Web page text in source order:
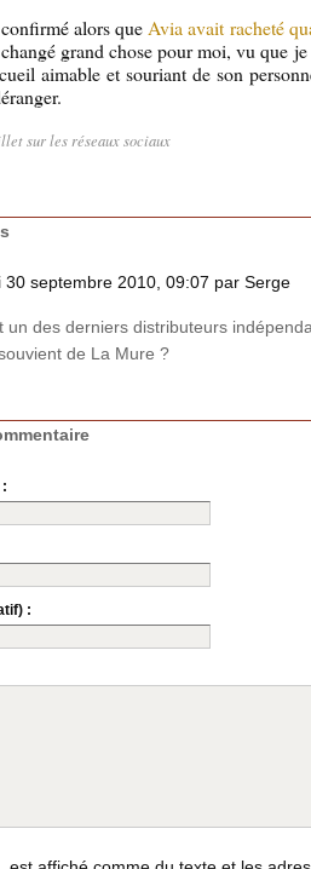
alors queAvia avait racheté
grand chose pour moi, vu que
aimable et souriant de son
sur les réseaux sociaux
30 septembre 2010, 09:07 par Serge
un des derniers distributeurs
de La Mure ?
: